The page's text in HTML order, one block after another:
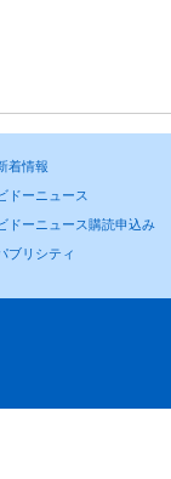
着情報
ドーニュース
ドーニュース購読申込み
ブリシティ